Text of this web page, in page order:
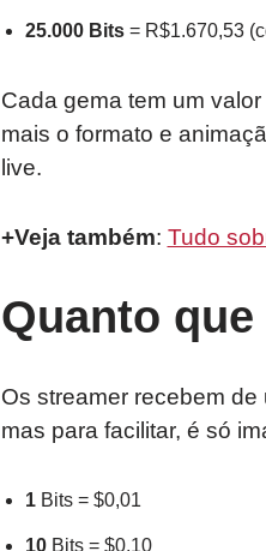
25.000 Bits= R$1.670,53
Cada gema tem um
mais o formato e
live.
+Veja também: Tudo
Quanto
Os streamer recebem
mas para facilitar, é só
1 Bits = $0,01
10 Bits = $0,10